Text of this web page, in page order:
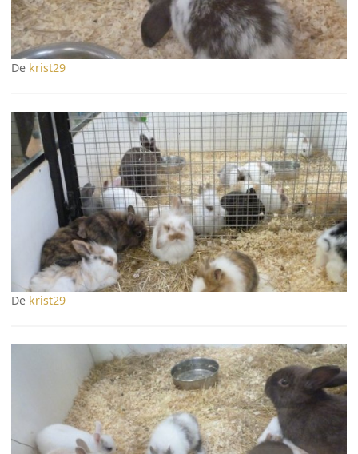
De krist29
De krist29